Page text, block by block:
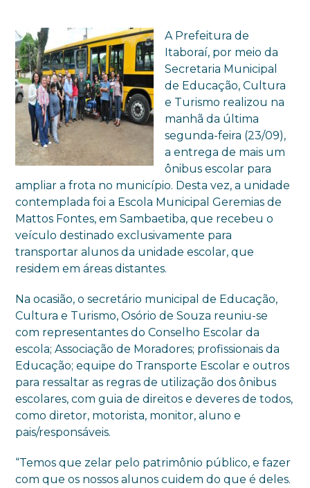
A Prefeitura de
Itaboraí, por meio da
Secretaria Municipal
de Educação, Cultura
e Turismo realizou na
manhã da última
segunda-feira (23/09),
a entrega de mais um
ônibus escolar para
ampliar a frota no município. Desta vez, a unidade
contemplada foi a Escola Municipal Geremias de
Mattos Fontes, em Sambaetiba, que recebeu o
veículo destinado exclusivamente para
transportar alunos da unidade escolar, que
residem em áreas distantes.
Na ocasião, o secretário municipal de Educação,
Cultura e Turismo, Osório de Souza reuniu-se
com representantes do Conselho Escolar da
escola; Associação de Moradores; profissionais da
Educação; equipe do Transporte Escolar e outros
para ressaltar as regras de utilização dos ônibus
escolares, com guia de direitos e deveres de todos,
como diretor, motorista, monitor, aluno e
pais/responsáveis.
“Temos que zelar pelo patrimônio público, e fazer
com que os nossos alunos cuidem do que é deles.